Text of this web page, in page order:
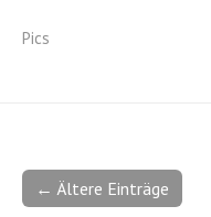
Pics
← Ältere Einträge